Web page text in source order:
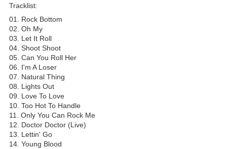
Tracklist:
01. Rock Bottom
02. Oh My
03. Let It Roll
04. Shoot Shoot
05. Can You Roll Her
06. I'm A Loser
07. Natural Thing
08. Lights Out
09. Love To Love
10. Too Hot To Handle
11. Only You Can Rock Me
12. Doctor Doctor (Live)
13. Lettin' Go
14. Young Blood